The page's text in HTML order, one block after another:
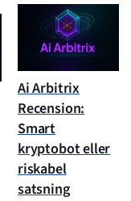
Ai Arbitrix
Recension:
Smart
kryptobot eller
riskabel
satsning